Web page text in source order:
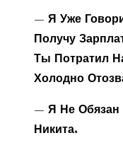
— Я Уже
Получу
Ты Потратил
Холодно
— Я Не Обязан
Никита.